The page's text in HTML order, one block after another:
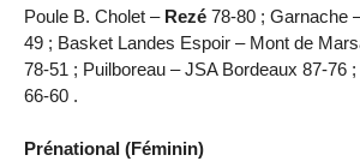
Poule B. Cholet – Rezé 78-80 ; Garnache
49 ; Basket Landes Espoir – Mont de
78-51 ; Puilboreau – JSA Bordeaux 87-76
66-60 .
Prénational (Féminin)